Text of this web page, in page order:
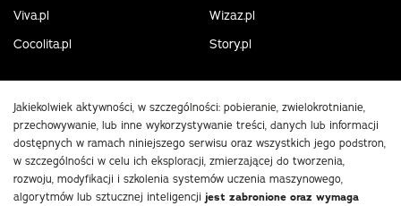
Viva.pl
Wizaz.pl
Cocolita.pl
Story.pl
Jakiekolwiek aktywności, w szczególności: pobieranie, zwielokrotnianie,
przechowywanie, lub inne wykorzystywanie treści, danych lub informacji
dostępnych w ramach niniejszego serwisu oraz wszystkich jego podstron,
w szczególności w celu ich eksploracji, zmierzającej do tworzenia,
rozwoju, modyfikacji i szkolenia systemów uczenia maszynowego,
algorytmów lub sztucznej inteligencji jest zabronione oraz wymaga